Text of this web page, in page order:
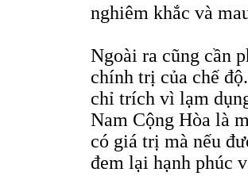
nghiêm khắc và
Ngoài ra cũng cần
chính trị của chế
chỉ trích vì lạm
Nam Cộng Hòa là
có giá trị mà nếu
đem lại hạnh phúc